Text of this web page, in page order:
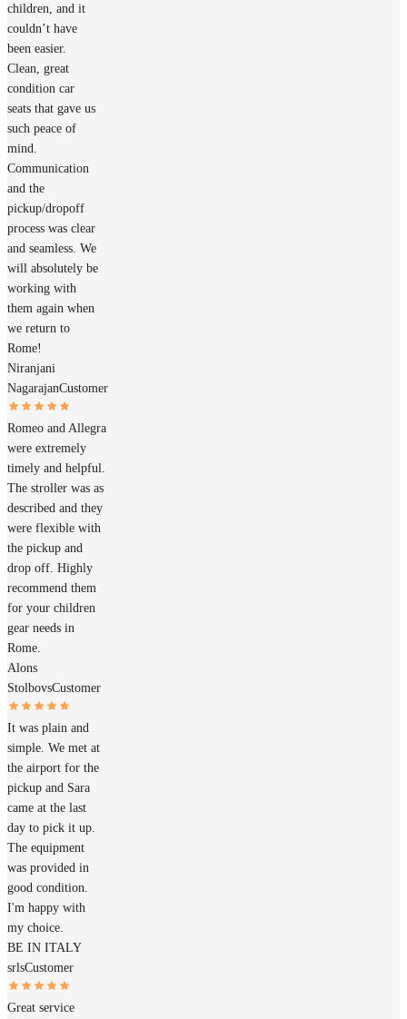
children, and it
couldn’t have
been easier.
Clean, great
condition car
seats that gave us
such peace of
mind.
Communication
and the
pickup/dropoff
process was clear
and seamless. We
will absolutely be
working with
them again when
we return to
Rome!
Niranjani
NagarajanCustomer
Romeo and Allegra
were extremely
timely and helpful.
The stroller was as
described and they
were flexible with
the pickup and
drop off. Highly
recommend them
for your children
gear needs in
Rome.
Alons
StolbovsCustomer
It was plain and
simple. We met at
the airport for the
pickup and Sara
came at the last
day to pick it up.
The equipment
was provided in
good condition.
I'm happy with
my choice.
BE IN ITALY
srlsCustomer
Great service